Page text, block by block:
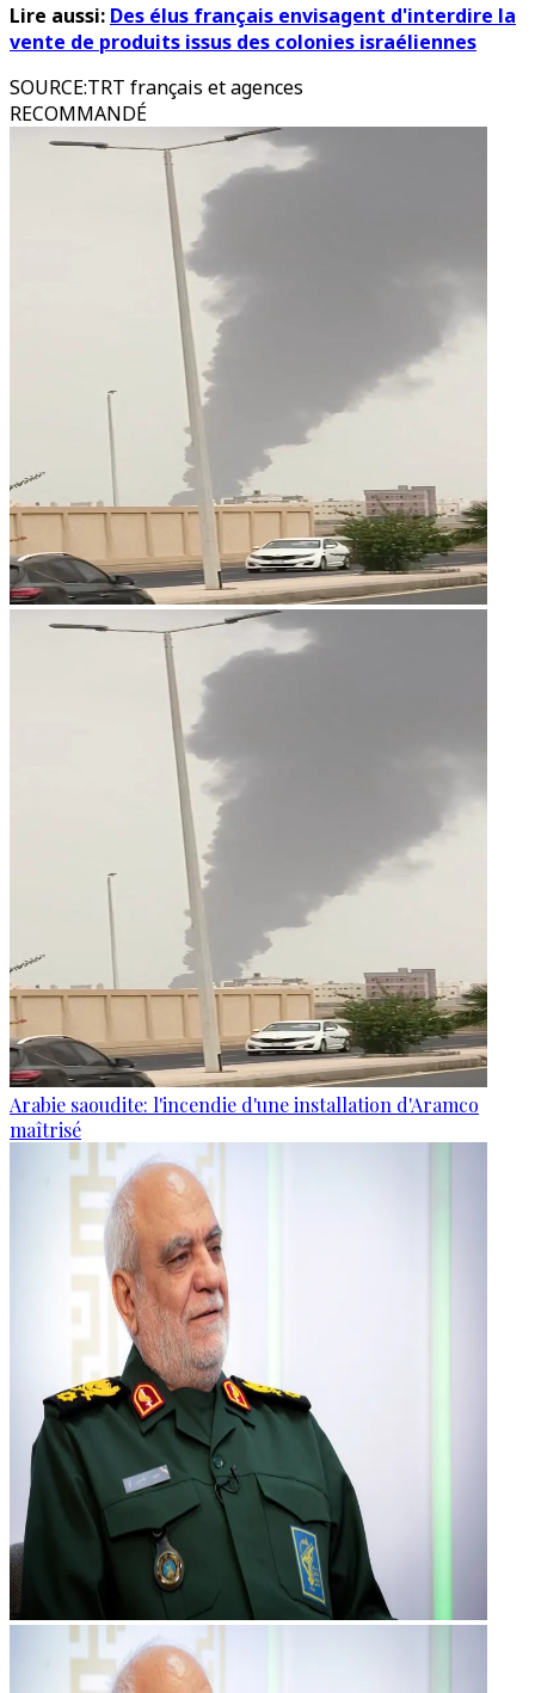
Lire aussi: Des élus français envisagent d'interdire la
vente de produits issus des colonies israéliennes
SOURCE:TRT français et agences
RECOMMANDÉ
Arabie saoudite: l'incendie d'une installation d'Aramco
maîtrisé